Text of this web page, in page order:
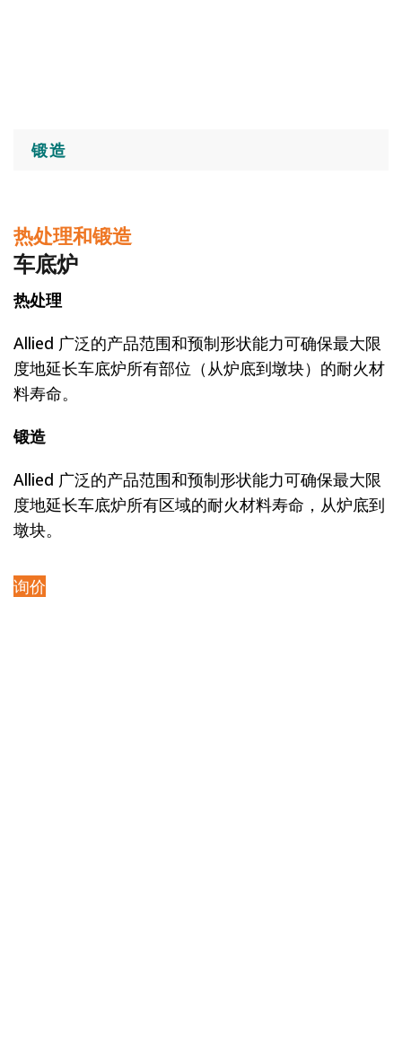
锻造
热处理和锻造
车底炉
热处理
Allied 广泛的产品范围和预制形状能力可确保最大限
度地延长车底炉所有部位（从炉底到墩块）的耐火材
料寿命。
锻造
Allied 广泛的产品范围和预制形状能力可确保最大限
度地延长车底炉所有区域的耐火材料寿命，从炉底到
墩块。
询价